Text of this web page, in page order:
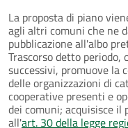
La proposta di piano
agli altri comuni che ne
pubblicazione all'albo
Trascorso detto
successivi, promuove la
delle organizzazioni di
cooperative presenti e
dei comuni; acquisisce
all'art. 30 della legge